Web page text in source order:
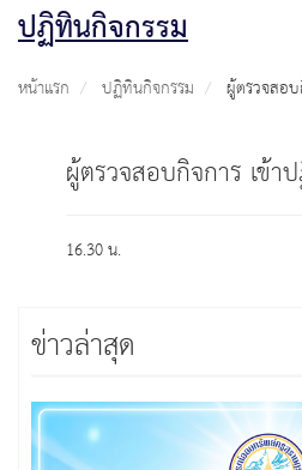
ปฏิทินกิจกรรม
หน้าแรก ปฏิทินกิจกรรม ผู้ตรวจสอ
ผู้ตรวจสอบกิจการ เข้า
16.30 น.
ข่าวล่าสุด